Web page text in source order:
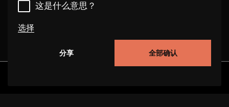
这是什么意思？
选择
分享 全部确认